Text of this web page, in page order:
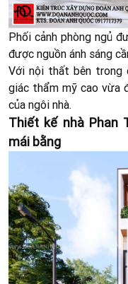
Phối cảnh phòng ngủ
được nguồn ánh sáng
Với nội thất bên trong
giác thẩm mỹ cao vừa
của ngôi nhà.
Thiết kế nhà Phan
mái bằng